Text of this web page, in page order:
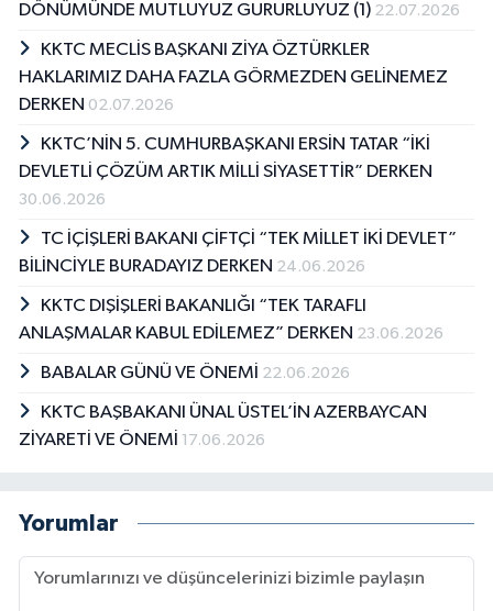
DÖNÜMÜNDE MUTLUYUZ GURURLUYUZ (1) 22.07.2026
KKTC MECLİS BAŞKANI ZİYA ÖZTÜRKLER
HAKLARIMIZ DAHA FAZLA GÖRMEZDEN GELİNEMEZ
DERKEN 02.07.2026
KKTC’NİN 5. CUMHURBAŞKANI ERSİN TATAR “İKİ
DEVLETLİ ÇÖZÜM ARTIK MİLLİ SİYASETTİR” DERKEN
30.06.2026
TC İÇİŞLERİ BAKANI ÇİFTÇİ “TEK MİLLET İKİ DEVLET”
BİLİNCİYLE BURADAYIZ DERKEN 24.06.2026
KKTC DIŞİŞLERİ BAKANLIĞI “TEK TARAFLI
ANLAŞMALAR KABUL EDİLEMEZ” DERKEN 23.06.2026
BABALAR GÜNÜ VE ÖNEMİ 22.06.2026
KKTC BAŞBAKANI ÜNAL ÜSTEL’İN AZERBAYCAN
ZİYARETİ VE ÖNEMİ 17.06.2026
Yorumlar